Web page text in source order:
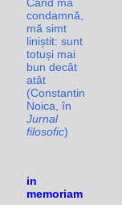
condamnă,
mă simt
liniștit: sunt
totuși mai
bun decât
atât
(Constantin
Noica, în
Jurnal
filosofic)
in
memoriam